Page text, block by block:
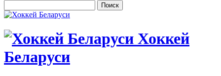
Хоккей
Беларуси